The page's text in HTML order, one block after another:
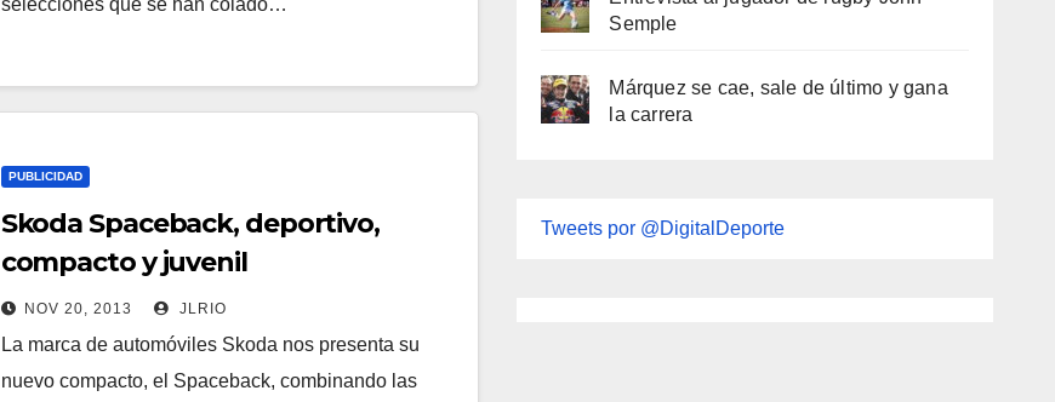
selecciones que se han colado…
PUBLICIDAD
Skoda Spaceback, deportivo,
compacto y juvenil
NOV 20, 2013 JLRIO
La marca de automóviles Skoda nos presenta su
nuevo compacto, el Spaceback, combinando las
Semple
Márquez se cae, sale de último y gana
la carrera
Tweets por @DigitalDeporte